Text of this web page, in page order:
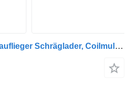
Schwarzmüller Spezialauflieger Schräglader, Coilmulde, Liftachse, Edscha-Verd